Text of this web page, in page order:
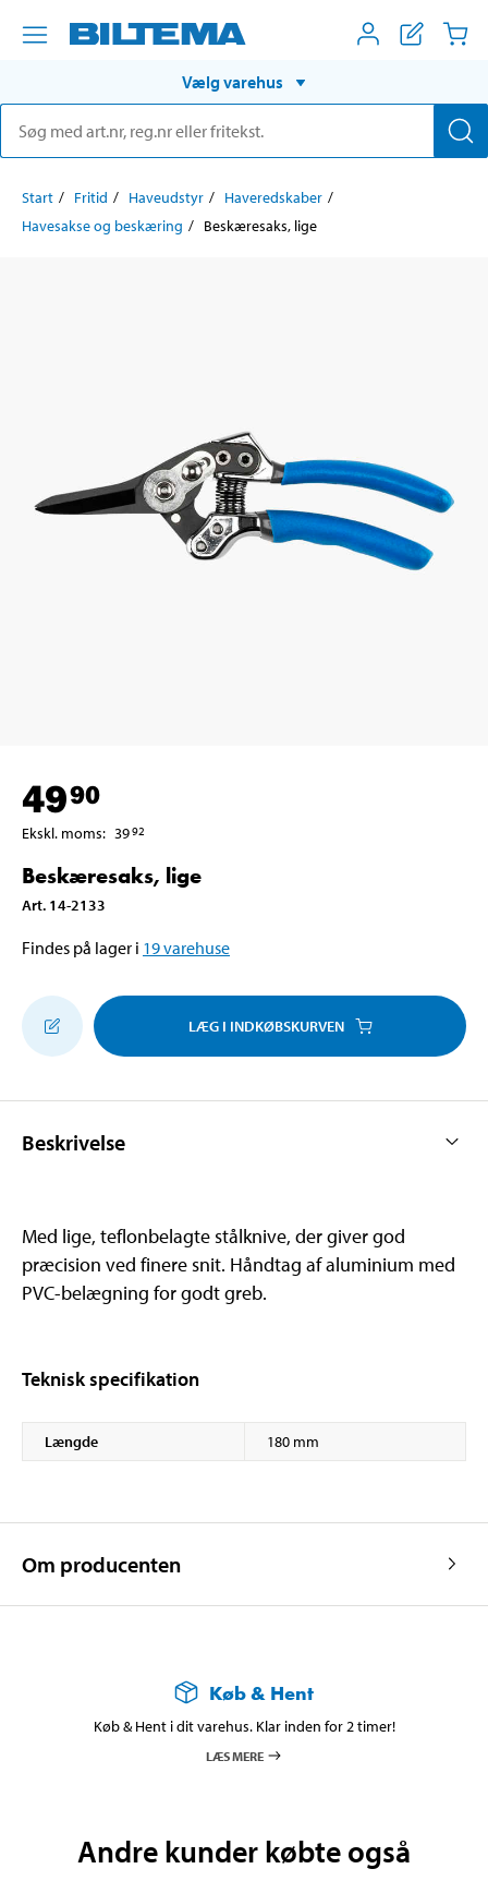
Vælg varehus
Start Fritid Haveudstyr
Haveredskaber
Havesakse og beskæring
Beskæresaks, lige
4990
Ekskl. moms: 3992
Beskæresaks, lige
Art. 14-2133
Findes på lager i 19varehuse
LÆG I INDKØBSKURVEN
Beskrivelse
Med lige, teflonbelagte stålknive, der giver god
præcision ved finere snit. Håndtag af aluminium med
PVC-belægning for godt greb.
Teknisk specifikation
Længde 180 mm
Om producenten
Køb & Hent
Køb & Hent i dit varehus. Klar inden for 2 timer!
LÆS MERE
Andre kunder købte også